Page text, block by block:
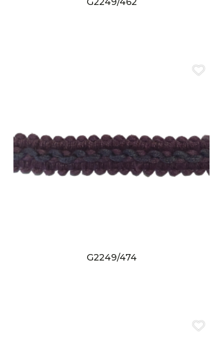
G2249/474